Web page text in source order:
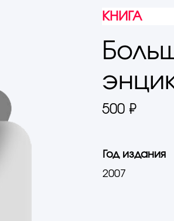
КНИГА
500 ₽
Год издания
2007